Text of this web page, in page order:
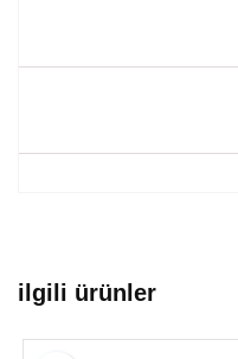
ilgili ürünler